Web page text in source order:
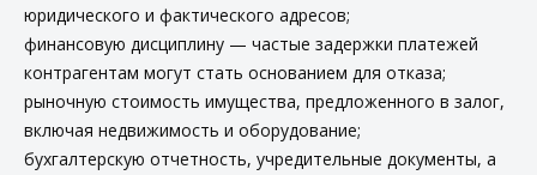
юридического и фактического адресов;
финансовую дисциплину — частые задержки платежей
контрагентам могут стать основанием для отказа;
рыночную стоимость имущества, предложенного в залог,
включая недвижимость и оборудование;
бухгалтерскую отчетность, учредительные документы, а